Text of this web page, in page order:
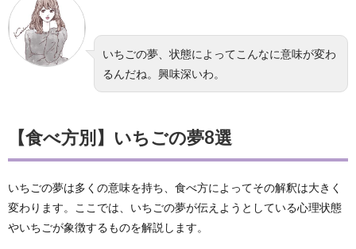
いちごの夢、状態によってこんなに意味が変わ
るんだね。興味深いわ。
【食べ方別】いちごの夢8選
いちごの夢は多くの意味を持ち、食べ方によってその解釈は大きく
変わります。ここでは、いちごの夢が伝えようとしている心理状態
やいちごが象徴するものを解説します。